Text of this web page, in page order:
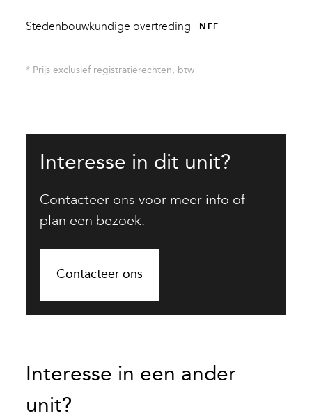
Stedenbouwkundige overtreding NEE
* Prijs exclusief registratierechten, btw
Interesse in dit unit?
Contacteer ons voor meer info of
plan een bezoek.
Contacteer ons
Interesse in een ander
unit?